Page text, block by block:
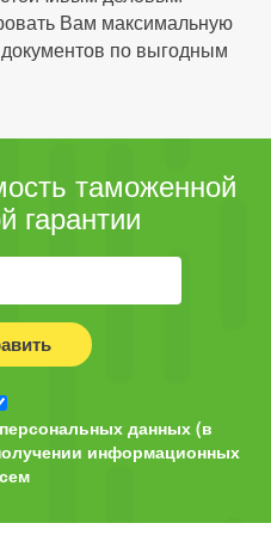
Вам максимальную
по выгодным
таможенной
гарантии
данных (в
информационных